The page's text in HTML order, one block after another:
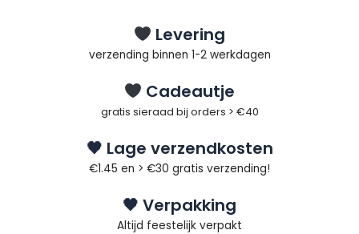
Levering
verzending binnen 1-2 werkdagen
Cadeautje
gratis sieraad bij orders > €40
🖤 Lage verzendkosten
€1.45 en > €30 gratis verzending!
🖤 Verpakking
Altijd feestelijk verpakt